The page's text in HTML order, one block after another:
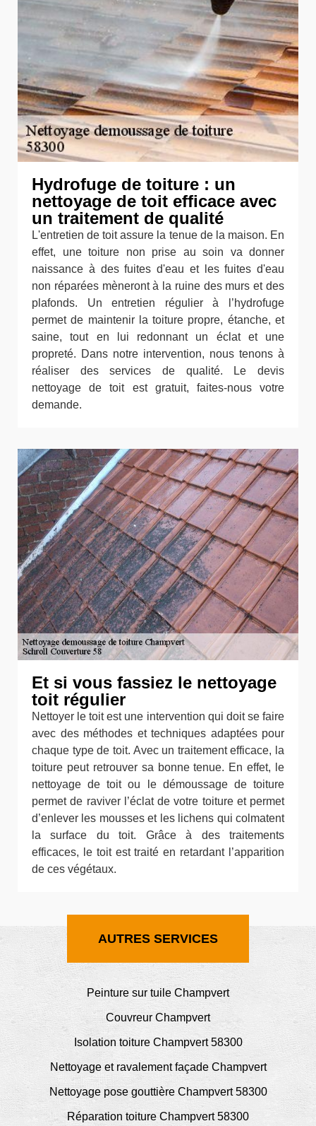
Hydrofuge de toiture : un
nettoyage de toit efficace avec
un traitement de qualité
L'entretien de toit assure la tenue de la maison. En
effet, une toiture non prise au soin va donner
naissance à des fuites d'eau et les fuites d'eau
non réparées mèneront à la ruine des murs et des
plafonds. Un entretien régulier à l’hydrofuge
permet de maintenir la toiture propre, étanche, et
saine, tout en lui redonnant un éclat et une
propreté. Dans notre intervention, nous tenons à
réaliser des services de qualité. Le devis
nettoyage de toit est gratuit, faites-nous votre
demande.
Et si vous fassiez le nettoyage
toit régulier
Nettoyer le toit est une intervention qui doit se faire
avec des méthodes et techniques adaptées pour
chaque type de toit. Avec un traitement efficace, la
toiture peut retrouver sa bonne tenue. En effet, le
nettoyage de toit ou le démoussage de toiture
permet de raviver l’éclat de votre toiture et permet
d’enlever les mousses et les lichens qui colmatent
la surface du toit. Grâce à des traitements
efficaces, le toit est traité en retardant l’apparition
de ces végétaux.
AUTRES SERVICES
Peinture sur tuile Champvert
Couvreur Champvert
Isolation toiture Champvert 58300
Nettoyage et ravalement façade Champvert
Nettoyage pose gouttière Champvert 58300
Réparation toiture Champvert 58300